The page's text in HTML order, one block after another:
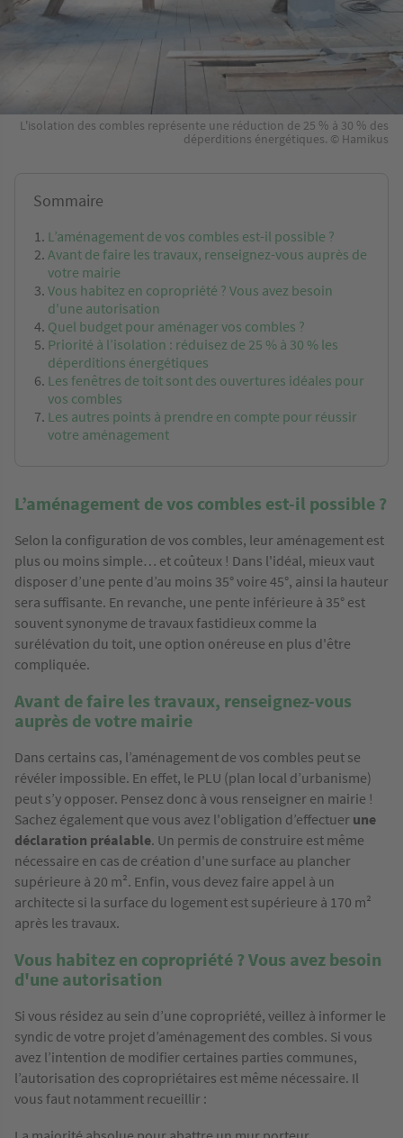
L'isolation des combles représente une réduction de 25 % à 30 % des
déperditions énergétiques. © Hamikus
Sommaire
L’aménagement de vos combles est-il possible ?
Avant de faire les travaux, renseignez-vous auprès de
votre mairie
Vous habitez en copropriété ? Vous avez besoin
d'une autorisation
Quel budget pour aménager vos combles ?
Priorité à l’isolation : réduisez de 25 % à 30 % les
déperditions énergétiques
Les fenêtres de toit sont des ouvertures idéales pour
vos combles
Les autres points à prendre en compte pour réussir
votre aménagement
L’aménagement de vos combles est-il possible ?
Selon la configuration de vos combles, leur aménagement est
plus ou moins simple… et coûteux ! Dans l'idéal, mieux vaut
disposer d’une pente d’au moins 35° voire 45°, ainsi la hauteur
sera suffisante. En revanche, une pente inférieure à 35° est
souvent synonyme de travaux fastidieux comme la
surélévation du toit, une option onéreuse en plus d'être
compliquée.
Avant de faire les travaux, renseignez-vous
auprès de votre mairie
Dans certains cas, l’aménagement de vos combles peut se
révéler impossible. En effet, le PLU (plan local d’urbanisme)
peut s’y opposer. Pensez donc à vous renseigner en mairie !
Sachez également que vous avez l'obligation d’effectuer une
déclaration préalable. Un permis de construire est même
nécessaire en cas de création d'une surface au plancher
supérieure à 20 m². Enfin, vous devez faire appel à un
architecte si la surface du logement est supérieure à 170 m²
après les travaux.
Vous habitez en copropriété ? Vous avez besoin
d'une autorisation
Si vous résidez au sein d’une copropriété, veillez à informer le
syndic de votre projet d’aménagement des combles. Si vous
avez l’intention de modifier certaines parties communes,
l’autorisation des copropriétaires est même nécessaire. Il
vous faut notamment recueillir :